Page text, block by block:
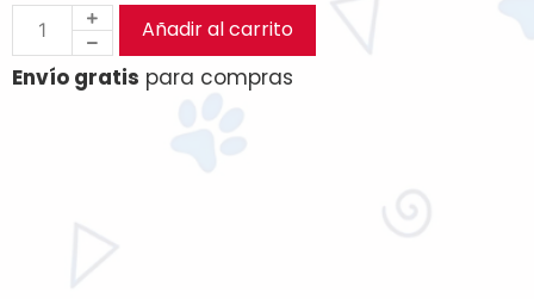
Añadir al carrito
Envío gratis para compras